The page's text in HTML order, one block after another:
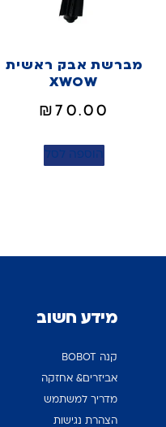
מברשת אבק ראשית
XWOW
₪70.00
הוספה לסל
מידע חשוב
קנה BOBOT
אביזרים& אחזקה
מדריך למשתמש
הצהרת נגישות